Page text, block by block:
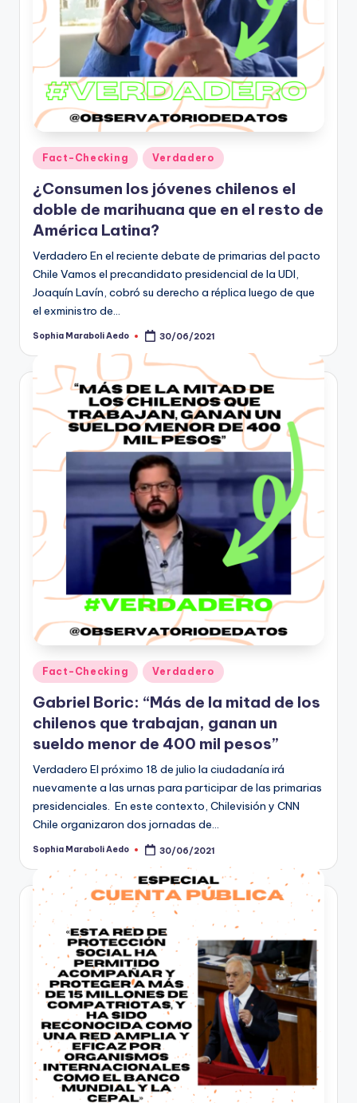
t
o
s
F
a
c
t
-
C
h
e
c
ki
n
g
Publicado
en
Fact-Checking Verdadero
¿Consumen los jóvenes chilenos el
doble de marihuana que en el resto de
América Latina?
Verdadero En el reciente debate de primarias del pacto
Chile Vamos el precandidato presidencial de la UDI,
Joaquín Lavín, cobró su derecho a réplica luego de que
el exministro de…
Publicado
Sophia Maraboli Aedo 30/06/2021
Publicado
en
Fact-Checking Verdadero
Gabriel Boric: “Más de la mitad de los
chilenos que trabajan, ganan un
sueldo menor de 400 mil pesos”
Verdadero El próximo 18 de julio la ciudadanía irá
nuevamente a las urnas para participar de las primarias
presidenciales. En este contexto, Chilevisión y CNN
Chile organizaron dos jornadas de…
Publicado
Sophia Maraboli Aedo 30/06/2021